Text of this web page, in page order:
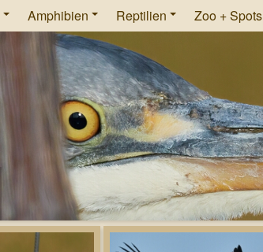
Amphibien Reptilien Zoo + Spots